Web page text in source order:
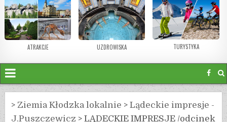
ATRAKCJE UZDROWISKA TURYSTYKA
> Ziemia Kłodzka lokalnie >Lądeckie impresje -
J.Puszczewicz >LĄDECKIE IMPRESJE /odcinek